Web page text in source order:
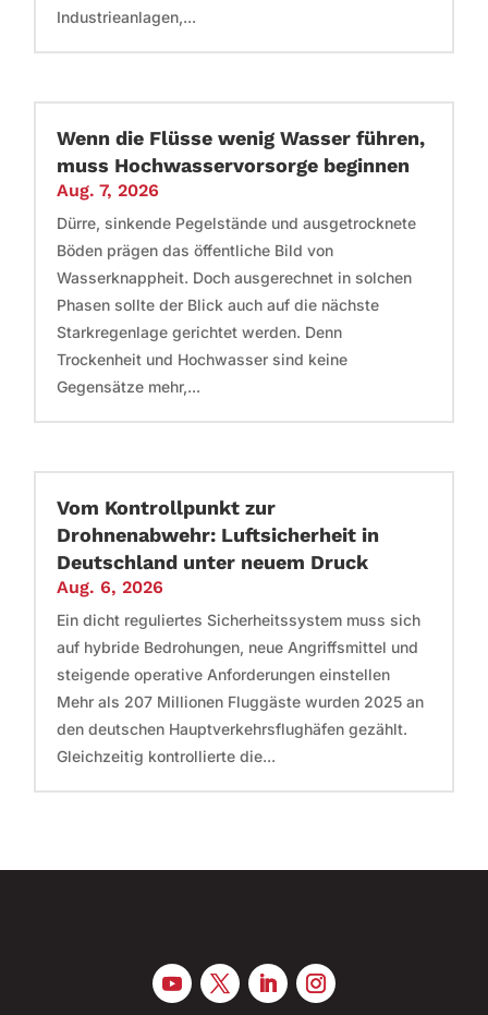
Industrieanlagen,...
Wenn die Flüsse wenig Wasser führen,
muss Hochwasservorsorge beginnen
Aug. 7, 2026
Dürre, sinkende Pegelstände und ausgetrocknete
Böden prägen das öffentliche Bild von
Wasserknappheit. Doch ausgerechnet in solchen
Phasen sollte der Blick auch auf die nächste
Starkregenlage gerichtet werden. Denn
Trockenheit und Hochwasser sind keine
Gegensätze mehr,...
Vom Kontrollpunkt zur
Drohnenabwehr: Luftsicherheit in
Deutschland unter neuem Druck
Aug. 6, 2026
Ein dicht reguliertes Sicherheitssystem muss sich
auf hybride Bedrohungen, neue Angriffsmittel und
steigende operative Anforderungen einstellen
Mehr als 207 Millionen Fluggäste wurden 2025 an
den deutschen Hauptverkehrsflughäfen gezählt.
Gleichzeitig kontrollierte die...